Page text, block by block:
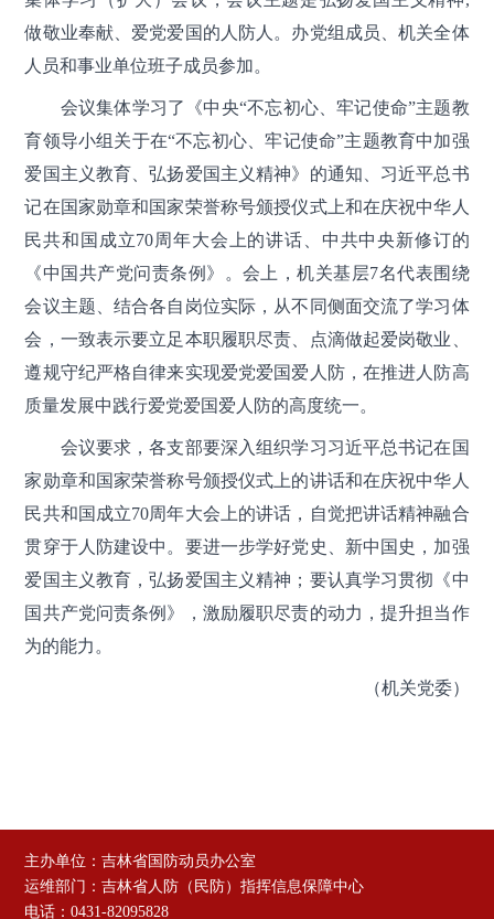
做敬业奉献、爱党爱国的人防人。办党组成员、机关全体
人员和事业单位班子成员参加。
会议集体学习了《中央“不忘初心、牢记使命”主题教
育领导小组关于在“不忘初心、牢记使命”主题教育中加强
爱国主义教育、弘扬爱国主义精神》的通知、习近平总书
记在国家勋章和国家荣誉称号颁授仪式上和在庆祝中华人
民共和国成立70周年大会上的讲话、中共中央新修订的
《中国共产党问责条例》。会上，机关基层7名代表围绕
会议主题、结合各自岗位实际，从不同侧面交流了学习体
会，一致表示要立足本职履职尽责、点滴做起爱岗敬业、
遵规守纪严格自律来实现爱党爱国爱人防，在推进人防高
质量发展中践行爱党爱国爱人防的高度统一。
会议要求，各支部要深入组织学习习近平总书记在国
家勋章和国家荣誉称号颁授仪式上的讲话和在庆祝中华人
民共和国成立70周年大会上的讲话，自觉把讲话精神融合
贯穿于人防建设中。要进一步学好党史、新中国史，加强
爱国主义教育，弘扬爱国主义精神；要认真学习贯彻《中
国共产党问责条例》，激励履职尽责的动力，提升担当作
为的能力。
（机关党委）
主办单位：吉林省国防动员办公室
运维部门：吉林省人防（民防）指挥信息保障中心
电话：0431-82095828